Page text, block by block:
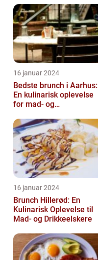
16 januar 2024
Bedste brunch i Aarhus:
En kulinarisk oplevelse
for mad- og
16 januar 2024
Brunch Hillerød: En
Kulinarisk Oplevelse til
Mad- og Drikkeelskere